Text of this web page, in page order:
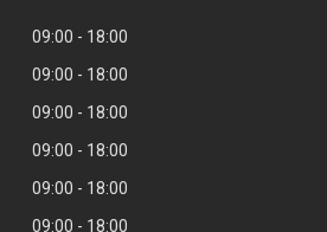
09:00
18:00
09:00
18:00
09:00
18:00
09:00
18:00
09:00
18:00
09:00 18:00